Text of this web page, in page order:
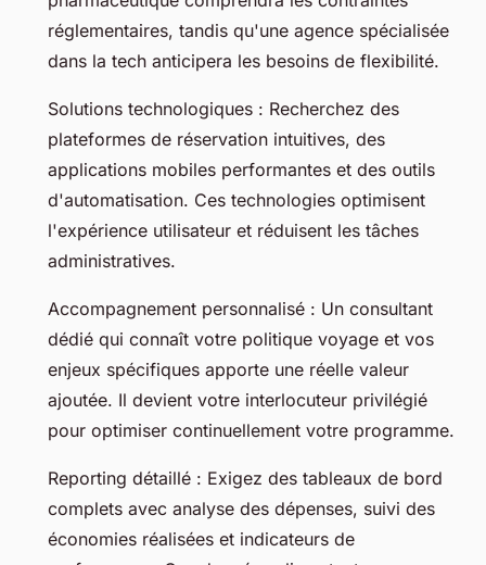
réglementaires, tandis qu'une agence spécialisée
dans la tech anticipera les besoins de flexibilité.
Solutions technologiques : Recherchez des
plateformes de réservation intuitives, des
applications mobiles performantes et des outils
d'automatisation. Ces technologies optimisent
l'expérience utilisateur et réduisent les tâches
administratives.
Accompagnement personnalisé : Un consultant
dédié qui connaît votre politique voyage et vos
enjeux spécifiques apporte une réelle valeur
ajoutée. Il devient votre interlocuteur privilégié
pour optimiser continuellement votre programme.
Reporting détaillé : Exigez des tableaux de bord
complets avec analyse des dépenses, suivi des
économies réalisées et indicateurs de